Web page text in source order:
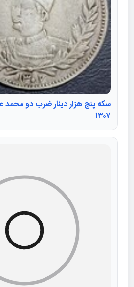
سکه پنج هزار دینار ضرب دو محمد
۱۳۰۷